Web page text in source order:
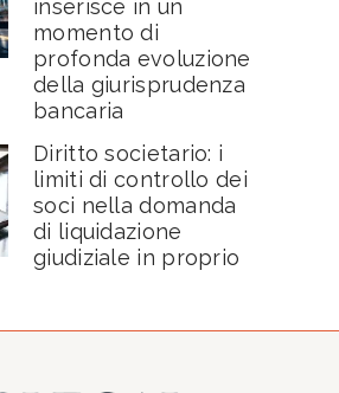
inserisce in un
momento di
profonda evoluzione
della giurisprudenza
bancaria
Diritto societario: i
limiti di controllo dei
soci nella domanda
di liquidazione
giudiziale in proprio